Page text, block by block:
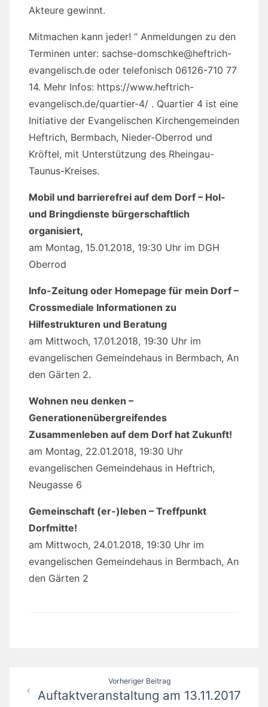
Akteure gewinnt.
Mitmachen kann jeder! “ Anmeldungen zu den
Terminen unter: sachse-domschke@heftrich-
evangelisch.de oder telefonisch 06126-710 77
14. Mehr Infos: https://www.heftrich-
evangelisch.de/quartier-4/ . Quartier 4 ist eine
Initiative der Evangelischen Kirchengemeinden
Heftrich, Bermbach, Nieder-Oberrod und
Kröftel, mit Unterstützung des Rheingau-
Taunus-Kreises.
Mobil und barrierefrei auf dem Dorf – Hol-
und Bringdienste bürgerschaftlich
organisiert,
am Montag, 15.01.2018, 19:30 Uhr im DGH
Oberrod
Info-Zeitung oder Homepage für mein Dorf –
Crossmediale Informationen zu
Hilfestrukturen und Beratung
am Mittwoch, 17.01.2018, 19:30 Uhr im
evangelischen Gemeindehaus in Bermbach, An
den Gärten 2.
Wohnen neu denken –
Generationenübergreifendes
Zusammenleben auf dem Dorf hat Zukunft!
am Montag, 22.01.2018, 19:30 Uhr
evangelischen Gemeindehaus in Heftrich,
Neugasse 6
Gemeinschaft (er-)leben – Treffpunkt
Dorfmitte!
am Mittwoch, 24.01.2018, 19:30 Uhr im
evangelischen Gemeindehaus in Bermbach, An
den Gärten 2
Beitragsnavigation
Vorheriger Beitrag
Auftaktveranstaltung am 13.11.2017